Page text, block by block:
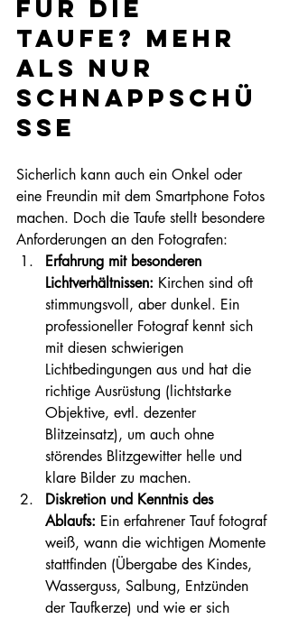
für die
Taufe? Mehr
als nur
Schnappschü
sse
Sicherlich kann auch ein Onkel oder
eine Freundin mit dem Smartphone Fotos
machen. Doch die Taufe stellt besondere
Anforderungen an den Fotografen:
Erfahrung mit besonderen
Lichtverhältnissen: Kirchen sind oft
stimmungsvoll, aber dunkel. Ein
professioneller Fotograf kennt sich
mit diesen schwierigen
Lichtbedingungen aus und hat die
richtige Ausrüstung (lichtstarke
Objektive, evtl. dezenter
Blitzeinsatz), um auch ohne
störendes Blitzgewitter helle und
klare Bilder zu machen.
Diskretion und Kenntnis des
Ablaufs: Ein erfahrener Tauf fotograf
weiß, wann die wichtigen Momente
stattfinden (Übergabe des Kindes,
Wasserguss, Salbung, Entzünden
der Taufkerze) und wie er sich